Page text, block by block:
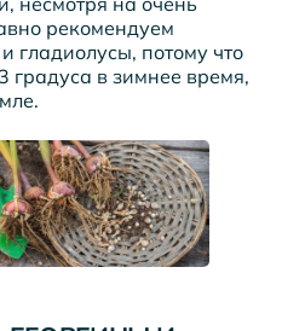
рекомендуем
гладиолусы, потому что
градуса в зимнее время,